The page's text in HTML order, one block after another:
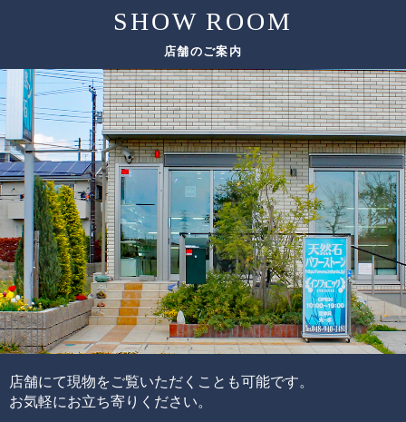
ただし、希少性の高いルチルクォーツは、仕入れのチャン
スも限られてしまうため、替えのビーズをご用意できない
場合がございます。
その場合は、ありのままの美しさをご紹介しております。
基準となる評価ポイント
ルチル
色味
太さ
輝き方
入り方
水晶
色味
透明度
この他にも細かい評価ポイントはございますが、大きく分
けて6つの評価ポイントを基に、各要素の水準が決まり、そ
れらを合算することで品質を見極めています。
ブレスレットの品質階級は、ブレスレットを構成している
各ビーズの品質水準の高さと品質水準のムラで決まりま
す。
通常、半貴石には上記のような基準を基にした品質管理を
することが出来ません。
SHOW ROOM
店舗のご案内
店舗にて現物をご覧いただくことも可能です。
お気軽にお立ち寄りください。